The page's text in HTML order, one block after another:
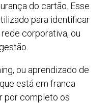
do cartão. Esse
para identificar
corporativa, ou
ou aprendizado de
está em franca
por completo os